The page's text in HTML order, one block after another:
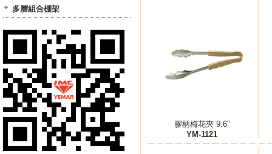
多層組合棚架
膠柄梅花夾 9.6"
YM-1121